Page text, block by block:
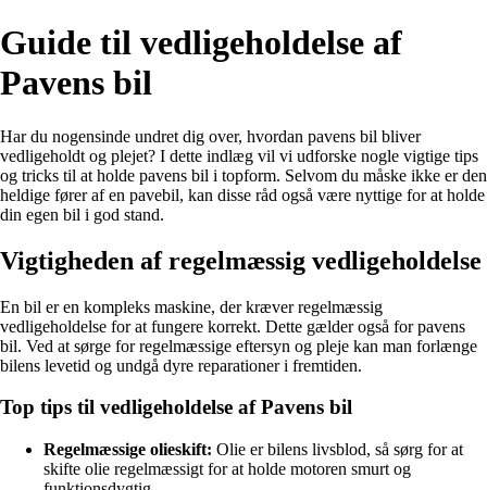
Guide til vedligeholdelse af
Pavens bil
Har du nogensinde undret dig over, hvordan pavens bil bliver
vedligeholdt og plejet? I dette indlæg vil vi udforske nogle vigtige tips
og tricks til at holde pavens bil i topform. Selvom du måske ikke er den
heldige fører af en pavebil, kan disse råd også være nyttige for at holde
din egen bil i god stand.
Vigtigheden af regelmæssig vedligeholdelse
En bil er en kompleks maskine, der kræver regelmæssig
vedligeholdelse for at fungere korrekt. Dette gælder også for pavens
bil. Ved at sørge for regelmæssige eftersyn og pleje kan man forlænge
bilens levetid og undgå dyre reparationer i fremtiden.
Top tips til vedligeholdelse af Pavens bil
Regelmæssige olieskift: Olie er bilens livsblod, så sørg for at
skifte olie regelmæssigt for at holde motoren smurt og